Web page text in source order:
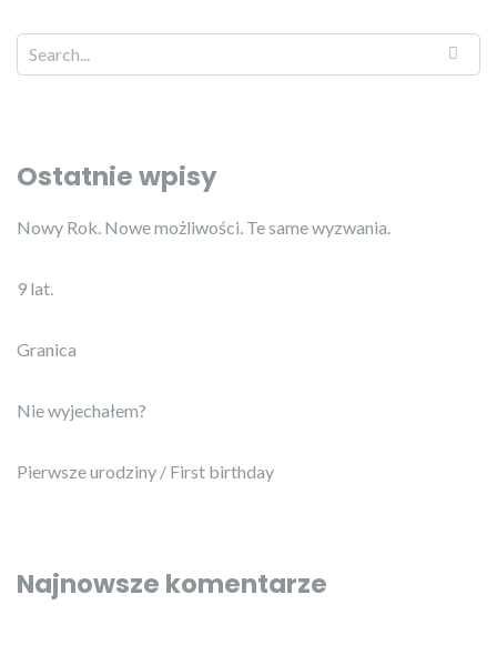
Ostatnie wpisy
Nowy Rok. Nowe możliwości. Te same wyzwania.
9 lat.
Granica
Nie wyjechałem?
Pierwsze urodziny / First birthday
Najnowsze komentarze